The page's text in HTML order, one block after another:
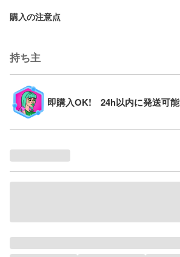
購入の注意点
持ち主
即購入OK! 24h以内に発送可能